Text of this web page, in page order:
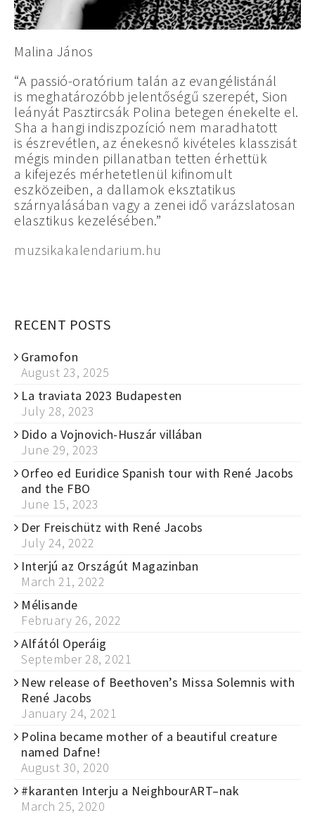
Malina János
“A passió-oratórium talán az evangélistánál
is meghatározóbb jelentőségű szerepét, Sion
leányát Pasztircsák Polina betegen énekelte el.
Sha a hangi indiszpozíció nem maradhatott
is észrevétlen, az énekesnő kivételes klasszisát
mégis minden pillanatban tetten érhettük
a kifejezés mérhetetlenül kifinomult
eszközeiben, a dallamok eksztatikus
szárnyalásában vagy a zenei idő varázslatosan
elasztikus kezelésében.”
muzsikakalendarium.hu
RECENT POSTS
Gramofon
August 23, 2025
La traviata 2023 Budapesten
July 28, 2023
Dido a Vojnovich-Huszár villában
June 29, 2023
Orfeo ed Euridice Spanish tour with René Jacobs
and the FBO
June 15, 2023
Der Freischütz with René Jacobs
July 24, 2022
Interjú az Országút Magazinban
March 21, 2022
Mélisande
February 26, 2022
Alfától Operáig
September 28, 2021
New release of Beethoven’s Missa Solemnis with
René Jacobs
January 24, 2021
Polina became mother of a beautiful creature
named Dafne!
August 30, 2020
#karanten Interju a NeighbourART–nak
March 25, 2020